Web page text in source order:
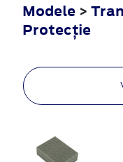
Modele >
Protecţie